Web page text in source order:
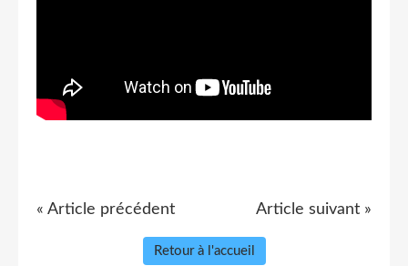
« Article précédent Article suivant »
Retour à l'accueil